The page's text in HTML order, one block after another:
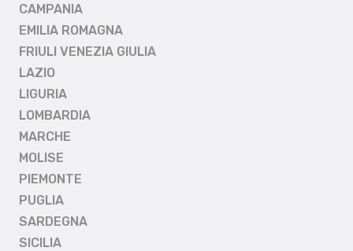
CAMPANIA
EMILIA ROMAGNA
FRIULI VENEZIA GIULIA
LAZIO
LIGURIA
LOMBARDIA
MARCHE
MOLISE
PIEMONTE
PUGLIA
SARDEGNA
SICILIA